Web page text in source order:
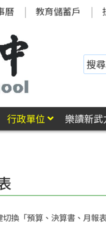
曆 教育儲蓄戶
行政單位 樂讀新武
換「預算、決算書、月報